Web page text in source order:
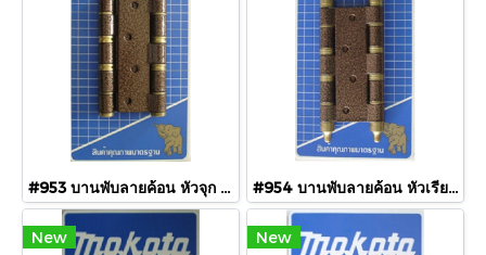
#953 บานพับลายค้อน หัวจุก แกนใหญ่ #954 บานพับลายค้อน หัวเรียบ แกนใหญ่
New New